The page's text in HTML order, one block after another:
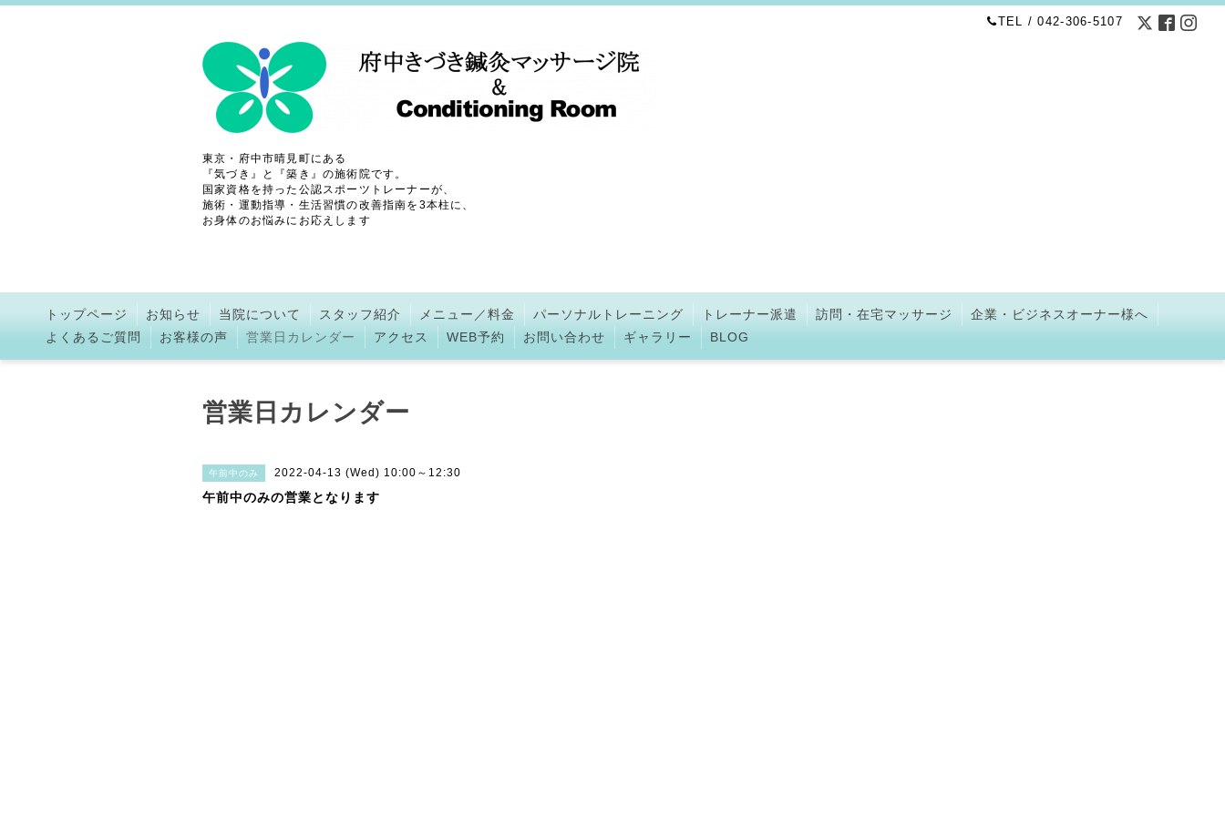
TEL / 042-306-5107
東京・府中市晴見町にある
『気づき』と『築き』の施術院です。
国家資格を持った公認スポーツトレーナーが、
施術・運動指導・生活習慣の改善指南を3本柱に、
お身体のお悩みにお応えします
トップページ お知らせ 当院について スタッフ紹介 メニュー／料金 パーソナルトレーニング トレーナー派遣 訪問・在宅マッサージ
企業・ビジネスオーナー様へ
よくあるご質問
お客様の声 営業日カレンダー アクセス WEB予約 お問い合わせ ギャラリー BLOG
営業日カレンダー
午前中のみ 2022-04-13 (Wed) 10:00～12:30
午前中のみの営業となります